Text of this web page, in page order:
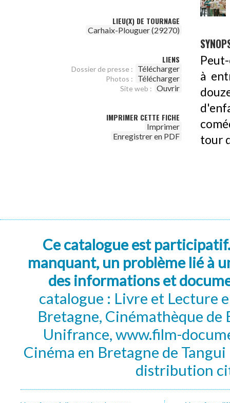
LIEU(X) DE TOURNAGE
Carhaix-Plouguer (29270)
LIENS
Dossier de presse : Télécharger
Photos : Télécharger
Site web : Ouvrir
IMPRIMER CETTE FICHE
Imprimer
Enregistrer en PDF
à
tour
Ce catalogue est
manquant, un problème lié à
des informations et
catalogue : Livre et Lecture
Bretagne, Cinémathèque de
Unifrance, www.film-
Cinéma en Bretagne de
distribution